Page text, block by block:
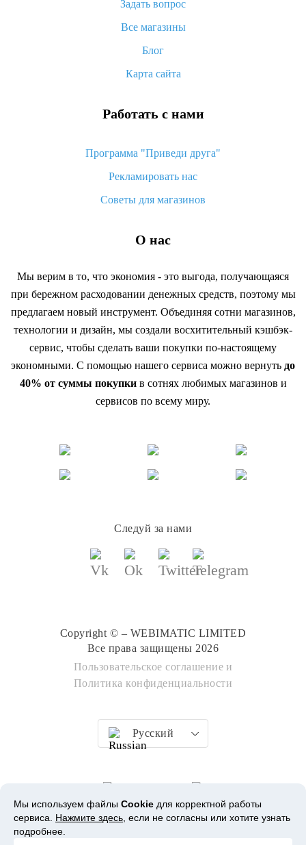
Что делать, если не пришел товар с Алиэкспресс
возврата денег
Задать вопрос
Все магазины
Блог
Карта сайта
Работать с нами
Программа "Приведи друга"
Рекламировать нас
Советы для магазинов
О нас
Мы верим в то, что экономия - это выгода, получающаяся
при бережном расходовании денежных средств, поэтому мы
предлагаем новый инструмент. Объединяя сотни магазинов,
технологии и дизайн, мы создали восхитительный кэшбэк-
сервис, чтобы сделать ваши покупки по-настоящему
экономными. С помощью нашего сервиса можно вернуть до
40% от суммы покупкив сотнях любимых магазинов и
сервисов по всему миру.
Следуй за нами
Copyright © – WEBIMATIC LIMITED
Все права защищены 2026
Пользовательское соглашение и
Политика конфиденциальности
Русский
Мы используем файлы Cookie для корректной работы
сервиса. Нажмите здесь , если не согласны или хотите узнать
подробнее.